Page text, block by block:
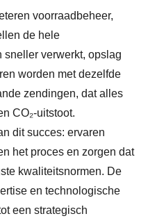
voorraadbeheer,
de hele
sneller verwerkt, opslag
worden met dezelfde
zendingen, dat alles
CO₂-uitstoot.
dit succes: ervaren
het proces en zorgen dat
kwaliteitsnormen. De
en technologische
een strategisch